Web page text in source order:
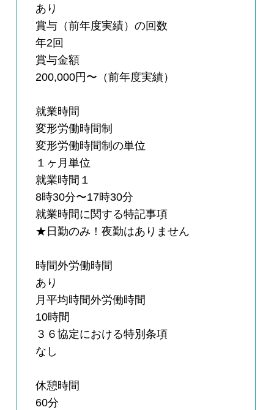
あり
賞与（前年度実績）の回数
年2回
賞与金額
200,000円〜（前年度実績）
就業時間
変形労働時間制
変形労働時間制の単位
１ヶ月単位
就業時間１
8時30分〜17時30分
就業時間に関する特記事項
★日勤のみ！夜勤はありません
時間外労働時間
あり
月平均時間外労働時間
10時間
３６協定における特別条項
なし
休憩時間
60分